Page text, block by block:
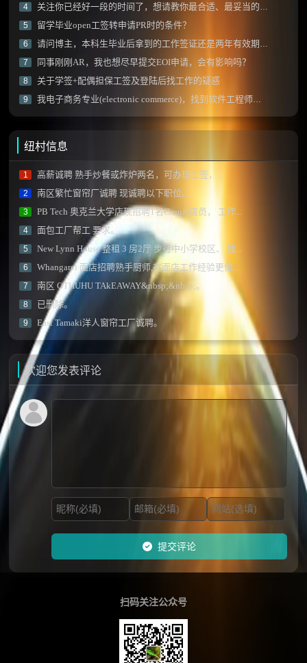
4 关注你已经好一段的时间了，想请教你最合适、最妥当的移民方式！！
5 留学毕业open工签转申请PR时的条件？
6 请问博主，本科生毕业后拿到的工作签证还是两年有效期的那种吗？
7 同事刚刚AR，我也想尽早提交EOI申请，会有影响吗？
8 关于学签+配偶担保工签及登陆后找工作的疑惑
9 我电子商务专业(electronic commerce)，找到软件工程师工作后技能加分项会有阻碍不？
纽村信息
1 高薪诚聘 熟手炒餐或炸炉两名，可办理工签，...
2 南区繁忙窗帘厂诚聘 现诚聘以下职位。
3 PB Tech 奥克兰大学店现招聘1名Casual店员， 工作...
4 面包工厂帮工 要求。
5 New Lynn House 整租 3 房2厅 步行中小学校区、 独...
6 Whangarei 面店招聘熟手厨师,有面店工作经验更佳...
7 南区 OTHUHU TAkEAWAY&nbsp;&nbsp;。
8 已删除。
9 East Tamaki洋人窗帘工厂诚聘。
欢迎您发表评论
提交评论
扫码关注公众号